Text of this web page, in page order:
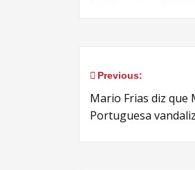
Navegação
de
Previous:
Mario Frias diz que
Portuguesa